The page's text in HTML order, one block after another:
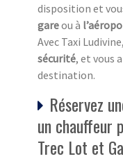
disposition et
gareou à
Avec Taxi
sécurité, et vous
destination.
Réservez
un chauffeur
Trec Lot et